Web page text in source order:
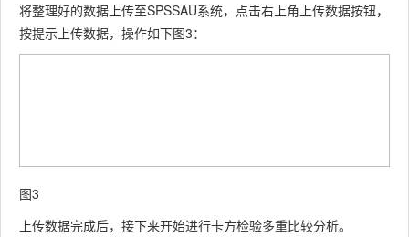
将整理好的数据上传至SPSSAU系统，点击右上角上传数据按钮，
按提示上传数据，操作如下图3：
图3
上传数据完成后，接下来开始进行卡方检验多重比较分析。